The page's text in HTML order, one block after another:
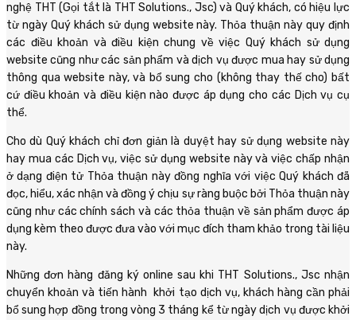
nghệ THT (Gọi tắt là THT Solutions., Jsc) và Quý khách, có hiệu lực
từ ngày Quý khách sử dụng website này. Thỏa thuận này quy định
các điều khoản và điều kiện chung về việc Quý khách sử dụng
website cũng như các sản phẩm và dịch vụ được mua hay sử dụng
thông qua website này, và bổ sung cho (không thay thế cho) bất
cứ điều khoản và điều kiện nào được áp dụng cho các Dịch vụ cụ
thể.
Cho dù Quý khách chỉ đơn giản là duyệt hay sử dụng website này
hay mua các Dịch vụ, việc sử dụng website này và việc chấp nhận
ở dạng điện tử Thỏa thuận này đồng nghĩa với việc Quý khách đã
đọc, hiểu, xác nhận và đồng ý chịu sự ràng buộc bởi Thỏa thuận này
cũng như các chính sách và các thỏa thuận về sản phẩm được áp
dụng kèm theo được đưa vào với mục đích tham khảo trong tài liệu
này.
Những đơn hàng đăng ký online sau khi THT Solutions., Jsc nhận
chuyển khoản và tiến hành khởi tạo dịch vụ, khách hàng cần phải
bổ sung hợp đồng trong vòng 3 tháng kể từ ngày dịch vụ được khởi